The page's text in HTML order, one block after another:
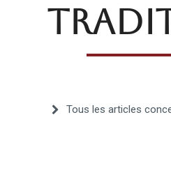
Tous les articles